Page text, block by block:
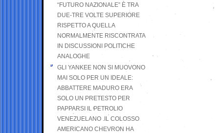
“FUTURO NAZIONALE” È TRA
DUE-TRE VOLTE SUPERIORE
RISPETTO A QUELLA
NORMALMENTE RISCONTRATA
IN DISCUSSIONI POLITICHE
ANALOGHE
GLI YANKEE NON SI MUOVONO
MAI SOLO PER UN IDEALE:
ABBATTERE MADURO ERA
SOLO UN PRETESTO PER
PAPPARSI IL PETROLIO
VENEZUELANO .IL COLOSSO
AMERICANO CHEVRON HA